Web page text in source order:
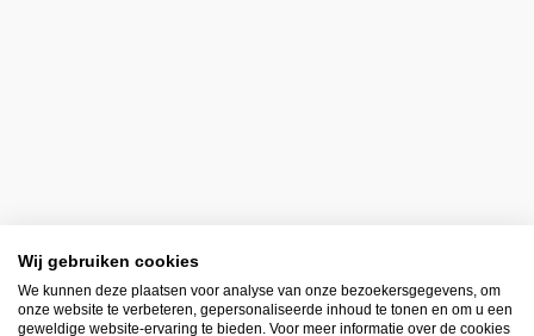
Wij gebruiken cookies
We kunnen deze plaatsen voor analyse van onze bezoekersgegevens, om
onze website te verbeteren, gepersonaliseerde inhoud te tonen en om u een
geweldige website-ervaring te bieden. Voor meer informatie over de cookies